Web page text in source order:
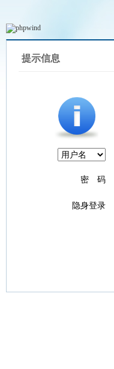
提示信息
密 码
隐身登录